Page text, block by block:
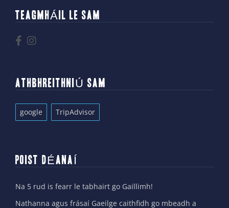
TEAGMHÁIL LE SAM
ATHBHREITHNIÚ SAM
google TripAdvisor
POIST DÉANAÍ
Na 5 rud is fearr le tabhairt go Gaillimh!
Nathanna agus frásaí Gaeilge caithfidh go mbeadh a